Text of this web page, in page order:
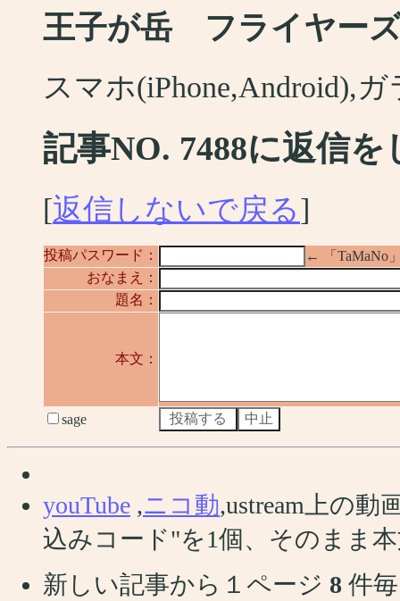
王子が岳 フライヤー
スマホ(iPhone,Android),
記事NO. 7488に返信
[返信しないで戻る]
投稿パスワード：
← 「TaMaNo
おなまえ：
題名：
本文：
sage
youTube ,ニコ動,ustream上の
込みコード"を1個、そのまま
新しい記事から１ページ 8 件